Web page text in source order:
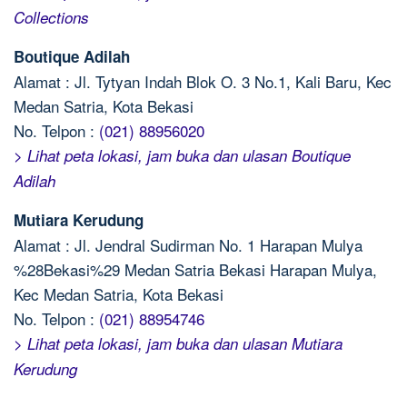
Collections
Boutique Adilah
Alamat : Jl. Tytyan Indah Blok O. 3 No.1, Kali Baru, Kec
Medan Satria, Kota Bekasi
No. Telpon : (021) 88956020
> Lihat peta lokasi, jam buka dan ulasan Boutique
Adilah
Mutiara Kerudung
Alamat : Jl. Jendral Sudirman No. 1 Harapan Mulya
%28Bekasi%29 Medan Satria Bekasi Harapan Mulya,
Kec Medan Satria, Kota Bekasi
No. Telpon : (021) 88954746
> Lihat peta lokasi, jam buka dan ulasan Mutiara
Kerudung